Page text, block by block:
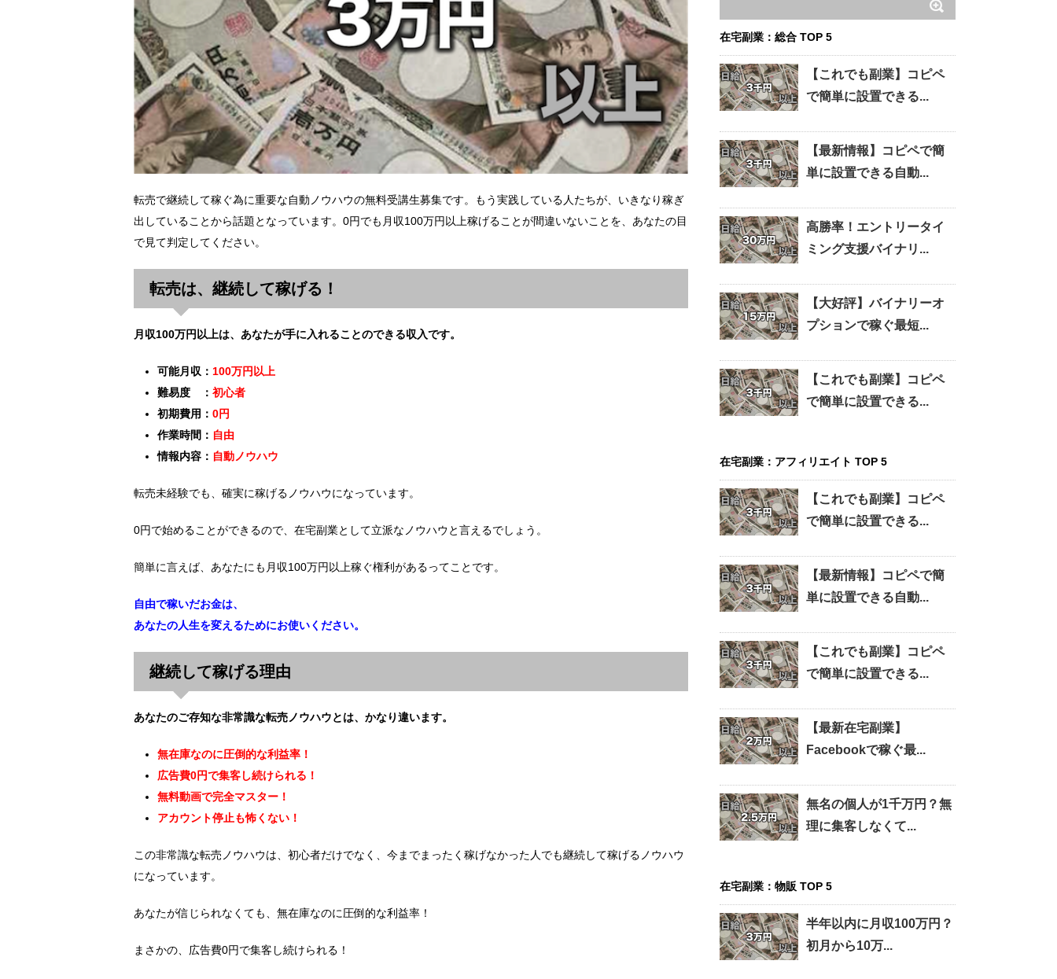
転売で継続して稼ぐ為に重要な自動ノウハウの無料受講生募集です。もう実践している人たちが、いきなり稼ぎ
出していることから話題となっています。0円でも月収100万円以上稼げることが間違いないことを、あなたの目
で見て判定してください。
転売は、継続して稼げる！
月収100万円以上は、あなたが手に入れることのできる収入です。
可能月収： 100万円以上
難易度 ： 初心者
初期費用： 0円
作業時間： 自由
情報内容： 自動ノウハウ
転売未経験でも、確実に稼げるノウハウになっています。
0円で始めることができるので、在宅副業として立派なノウハウと言えるでしょう。
簡単に言えば、あなたにも月収100万円以上稼ぐ権利があるってことです。
自由で稼いだお金は、
あなたの人生を変えるためにお使いください。
継続して稼げる理由
あなたのご存知な非常識な転売ノウハウとは、かなり違います。
無在庫なのに圧倒的な利益率！
広告費0円で集客し続けられる！
無料動画で完全マスター！
アカウント停止も怖くない！
この非常識な転売ノウハウは、初心者だけでなく、今までまったく稼げなかった人でも継続して稼げるノウハウ
になっています。
あなたが信じられなくても、無在庫なのに圧倒的な利益率！
まさかの、広告費0円で集客し続けられる！
在宅副業：総合 TOP 5
【これでも副業】コピペ
で簡単に設置できる...
【最新情報】コピペで簡
単に設置できる自動...
高勝率！エントリータイ
ミング支援バイナリ...
【大好評】バイナリーオ
プションで稼ぐ最短...
【これでも副業】コピペ
で簡単に設置できる...
在宅副業：アフィリエイト TOP 5
【これでも副業】コピペ
で簡単に設置できる...
【最新情報】コピペで簡
単に設置できる自動...
【これでも副業】コピペ
で簡単に設置できる...
【最新在宅副業】
Facebookで稼ぐ最...
無名の個人が1千万円？無
理に集客しなくて...
在宅副業：物販 TOP 5
半年以内に月収100万円？
初月から10万...